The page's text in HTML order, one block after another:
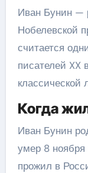
Иван Бунин —
Нобелевской
считается
писателей XX
классической
Когда
Иван Бунин
умер 8
прожил в